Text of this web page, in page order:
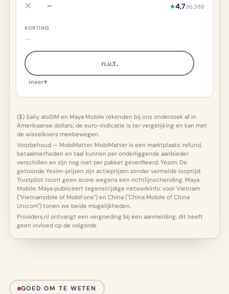
✕iDEAL nee, meer info
~ Delen deels/onduidelijk, meer info
★4,796.388
—
n.v.t.
meer▾
($) Saily, aloSIM en Maya Mobile rekenden bij ons onderzoek af in
Amerikaanse dollars; de euro-indicatie is ter vergelijking en kan met
de wisselkoers meebewegen.
Voorbehoud — MobiMatter: MobiMatter is een marktplaats: refund,
betaalmethoden en taal kunnen per onderliggende aanbieder
verschillen en zijn nog niet per pakket geverifieerd. Yesim: De
getoonde Yesim-prijzen zijn actieprijzen zonder vermelde looptijd;
Trustpilot toont geen score wegens een richtlijnschending. Maya
Mobile: Maya publiceert tegenstrijdige netwerkinfo: voor Vietnam
("Vietnamobile of MobiFone") en China ("China Mobile of China
Unicom") tonen we beide mogelijkheden.
Providers.nl ontvangt een vergoeding bij een aanmelding, dit heeft
geen invloed op de volgorde.
GOED OM TE WETEN